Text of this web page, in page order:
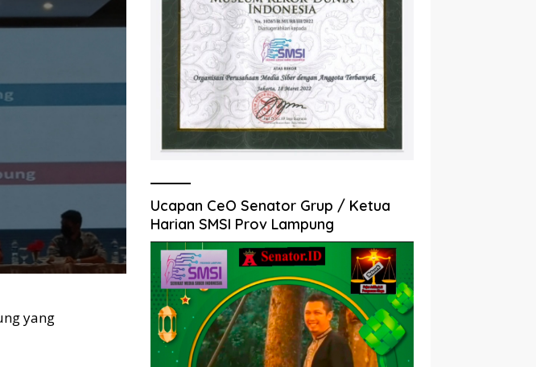
yang
Ucapan CeO Senator Grup / Ketua
Harian SMSI Prov Lampung